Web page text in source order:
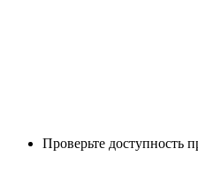
Проверьте доступность